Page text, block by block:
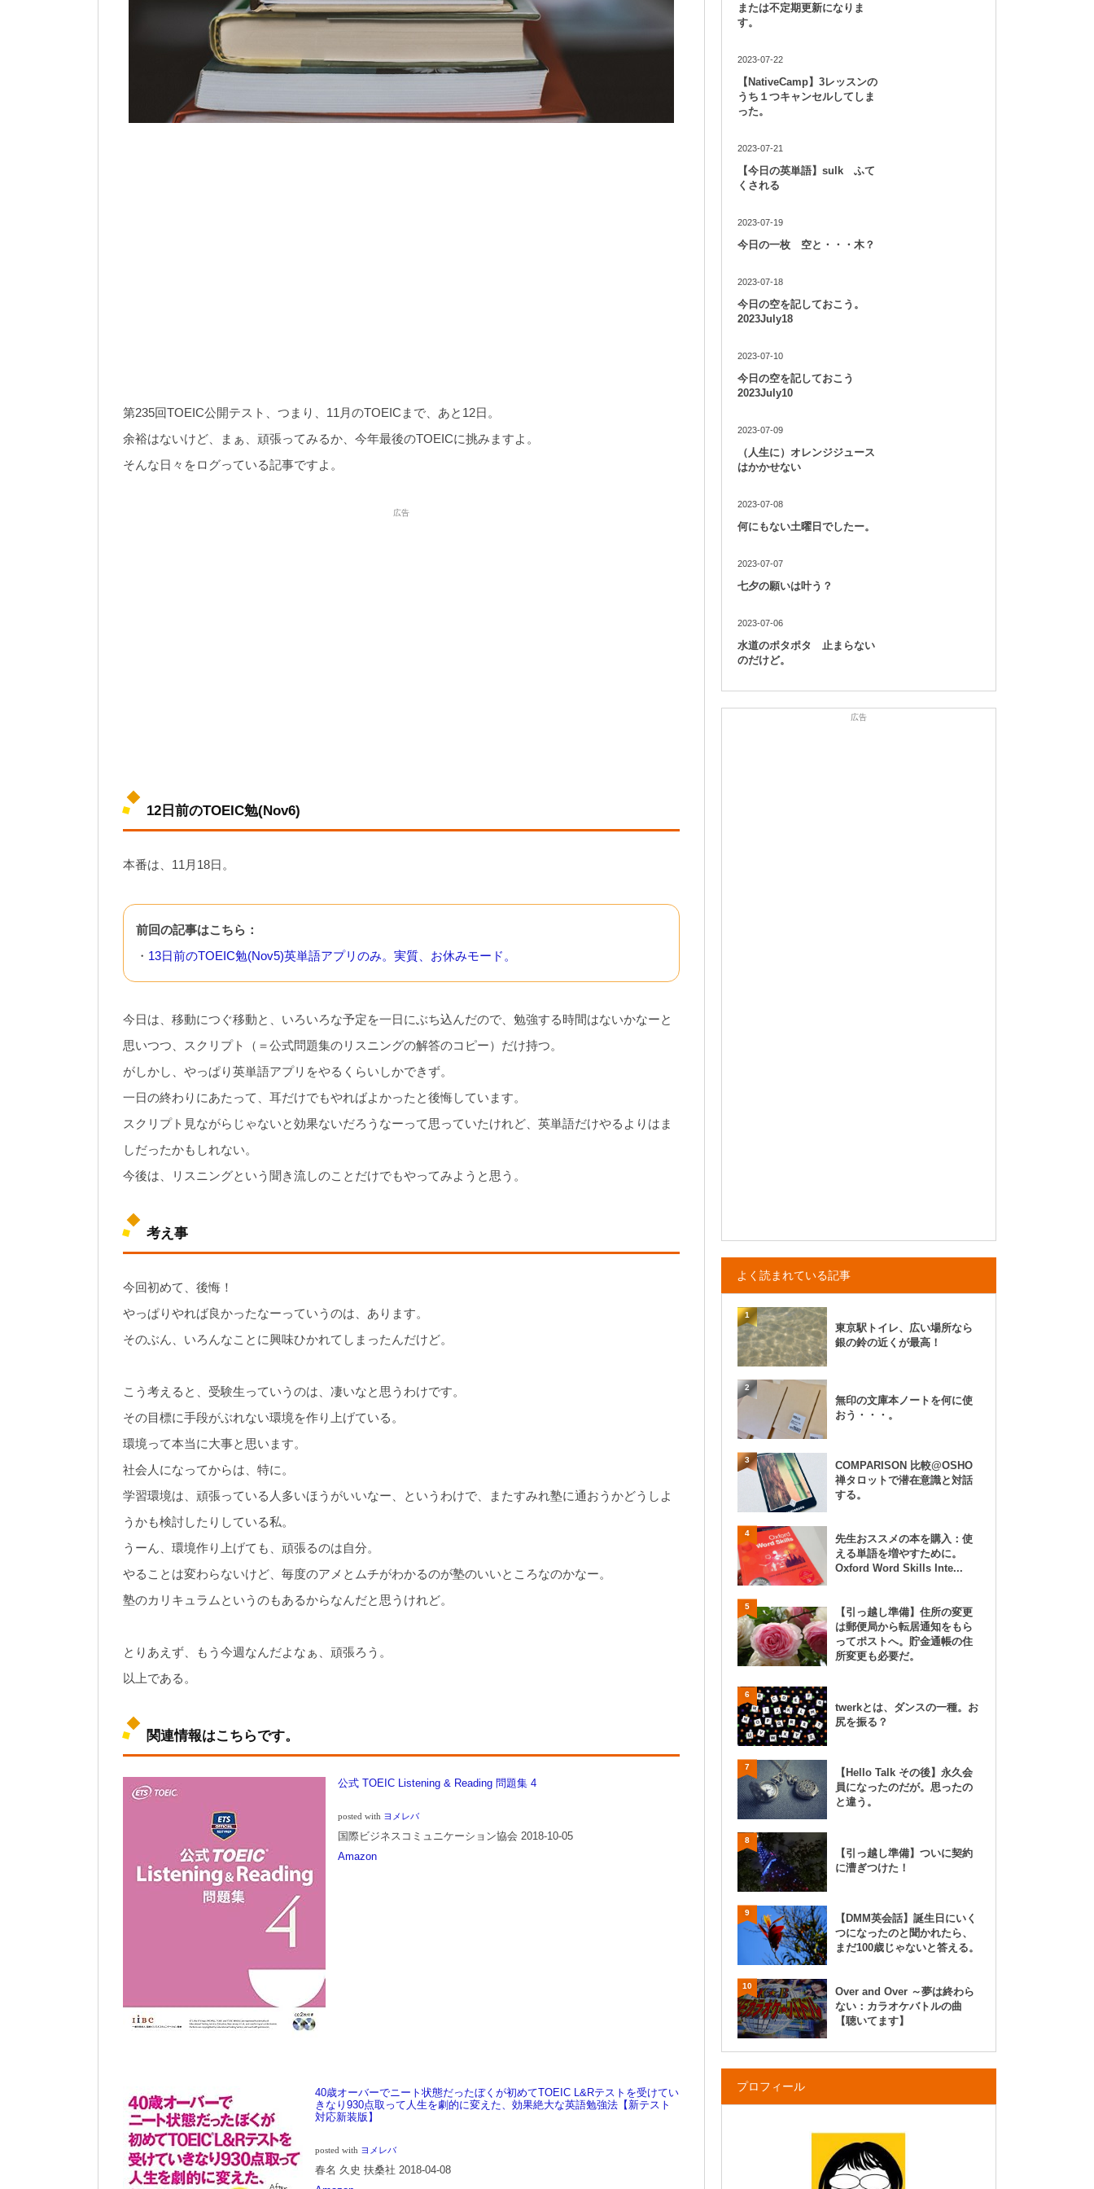
第235回TOEIC公開テスト、つまり、11月のTOEICまで、あと12日。
余裕はないけど、まぁ、頑張ってみるか、今年最後のTOEICに挑みますよ。
そんな日々をログっている記事ですよ。
広告
12日前のTOEIC勉(Nov6)
本番は、11月18日。
前回の記事はこちら：
・ 13日前のTOEIC勉(Nov5)英単語アプリのみ。実質、お休みモード。
今日は、移動につぐ移動と、いろいろな予定を一日にぶち込んだので、勉強する時間はないかなーと
思いつつ、スクリプト（＝公式問題集のリスニングの解答のコピー）だけ持つ。
がしかし、やっぱり英単語アプリをやるくらいしかできず。
一日の終わりにあたって、耳だけでもやればよかったと後悔しています。
スクリプト見ながらじゃないと効果ないだろうなーって思っていたけれど、英単語だけやるよりはま
しだったかもしれない。
今後は、リスニングという聞き流しのことだけでもやってみようと思う。
考え事
今回初めて、後悔！
やっぱりやれば良かったなーっていうのは、あります。
そのぶん、いろんなことに興味ひかれてしまったんだけど。
こう考えると、受験生っていうのは、凄いなと思うわけです。
その目標に手段がぶれない環境を作り上げている。
環境って本当に大事と思います。
社会人になってからは、特に。
学習環境は、頑張っている人多いほうがいいなー、というわけで、またすみれ塾に通おうかどうしよ
うかも検討したりしている私。
うーん、環境作り上げても、頑張るのは自分。
やることは変わらないけど、毎度のアメとムチがわかるのが塾のいいところなのかなー。
塾のカリキュラムというのもあるからなんだと思うけれど。
とりあえず、もう今週なんだよなぁ、頑張ろう。
以上である。
関連情報はこちらです。
公式 TOEIC Listening & Reading 問題集 4
posted with ヨメレバ
国際ビジネスコミュニケーション協会 2018-10-05
Amazon
40歳オーバーでニート状態だったぼくが初めてTOEIC L&Rテストを受けてい
きなり930点取って人生を劇的に変えた、効果絶大な英語勉強法【新テスト
対応新装版】
posted with ヨメレバ
春名 久史 扶桑社 2018-04-08
または不定期更新になりま
す。
2023-07-22
【NativeCamp】3レッスンの
うち１つキャンセルしてしま
った。
2023-07-21
【今日の英単語】sulk ふて
くされる
2023-07-19
今日の一枚 空と・・・木？
2023-07-18
今日の空を記しておこう。
2023July18
2023-07-10
今日の空を記しておこう
2023July10
2023-07-09
（人生に）オレンジジュース
はかかせない
2023-07-08
何にもない土曜日でしたー。
2023-07-07
七夕の願いは叶う？
2023-07-06
水道のポタポタ 止まらない
のだけど。
広告
よく読まれている記事
1
東京駅トイレ、広い場所なら
銀の鈴の近くが最高！
2
無印の文庫本ノートを何に使
おう・・・。
3
COMPARISON 比較@OSHO
禅タロットで潜在意識と対話
する。
4
先生おススメの本を購入：使
える単語を増やすために。
Oxford Word Skills Inte...
5
【引っ越し準備】住所の変更
は郵便局から転居通知をもら
ってポストへ。貯金通帳の住
所変更も必要だ。
6
twerkとは、ダンスの一種。お
尻を振る？
7
【Hello Talk その後】永久会
員になったのだが。思ったの
と違う。
8
【引っ越し準備】ついに契約
に漕ぎつけた！
9
【DMM英会話】誕生日にいく
つになったのと聞かれたら、
まだ100歳じゃないと答える。
10
Over and Over ～夢は終わら
ない：カラオケバトルの曲
【聴いてます】
プロフィール